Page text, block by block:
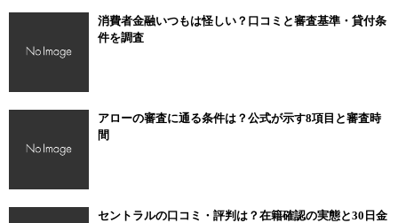
消費者金融いつもは怪しい？口コミと審査基準・貸付条
件を調査
アローの審査に通る条件は？公式が示す8項目と審査時
間
セントラルの口コミ・評判は？在籍確認の実態と30日金